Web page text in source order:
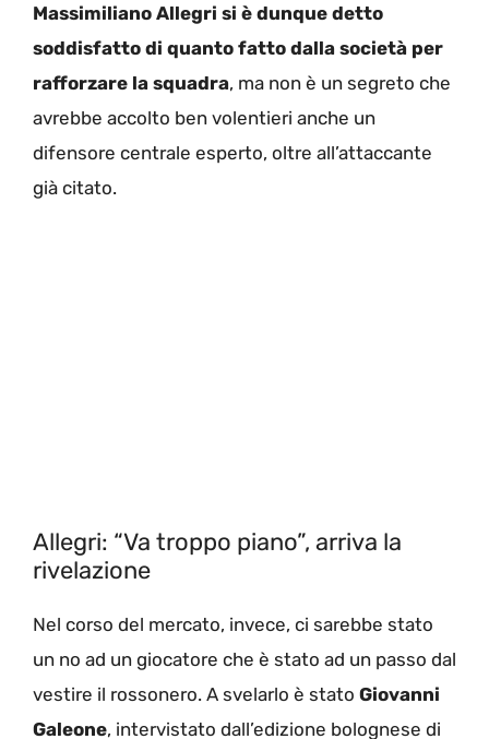
Massimiliano Allegri si è dunque detto
soddisfatto di quanto fatto dalla società per
rafforzare la squadra, ma non è un segreto che
avrebbe accolto ben volentieri anche un
difensore centrale esperto, oltre all’attaccante
già citato.
Allegri: “Va troppo piano”, arriva la
rivelazione
Nel corso del mercato, invece, ci sarebbe stato
un no ad un giocatore che è stato ad un passo dal
vestire il rossonero. A svelarlo è stato Giovanni
Galeone, intervistato dall’edizione bolognese di